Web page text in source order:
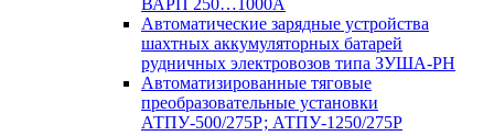
ВАРП 250…1000А
Автоматические зарядные устройства
шахтных аккумуляторных батарей
рудничных электровозов типа ЗУША-РН
Автоматизированные тяговые
преобразовательные установки
АТПУ-500/275Р; АТПУ-1250/275Р